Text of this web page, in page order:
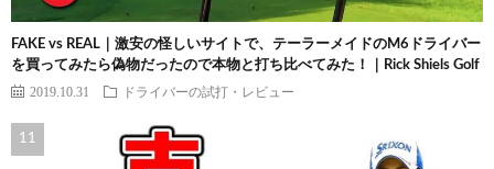
FAKE vs REAL｜激安の怪しいサイトで、テーラーメイドのM6ドライバー
を買ってみたら偽物だったので本物と打ち比べてみた！｜Rick Shiels Golf
2019.10.31 ドライバーの試打・レビュー